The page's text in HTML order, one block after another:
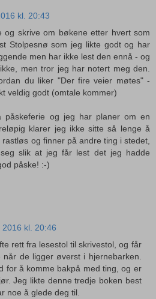
kl. 20:43
og skrive om bøkene etter hvert som
Stolpesnø som jeg likte godt og har
men har ikke lest den ennå - og
men tror jeg har notert meg den.
du liker "Der fire veier møtes" -
veldig godt (omtale kommer)
påskeferie og jeg har planer om en
klarer jeg ikke sitte så lenge å
og finner på andre ting i stedet,
slik at jeg får lest det jeg hadde
påske! :-)
2016 kl. 20:46
rett fra lesestol til skrivestol, og får
når de ligger øverst i hjernebarken.
for å komme bakpå med ting, og er
Jeg likte denne tredje boken best
noe å glede deg til.